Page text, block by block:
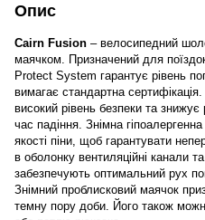
Опис
Cairn Fusion – велосипедний
маячком. Призначений для
Protect System гарантує рівень
вимагає стандартна сертифікація.
високий рівень безпеки та
час падіння. Знімна
якості піни, щоб гарантувати
в оболонку вентиляційні канали
забезпечують оптимальний рух
Знімний проблисковий маячок
темну пору доби. Його також